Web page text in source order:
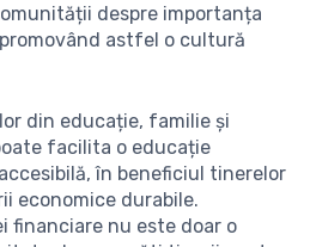
despre importanța
astfel o cultură
din educație, familie și
facilita o educație
în beneficiul tinerelor
economice durabile.
financiare nu este doar o